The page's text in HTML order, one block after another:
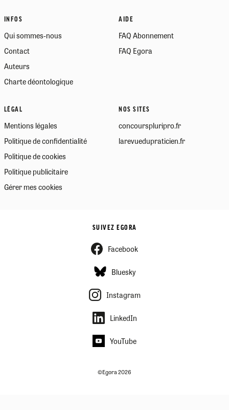
INFOS
Qui sommes-nous
Contact
Auteurs
Charte déontologique
AIDE
FAQ Abonnement
FAQ Egora
LÉGAL
Mentions légales
Politique de confidentialité
Politique de cookies
Politique publicitaire
Gérer mes cookies
NOS SITES
concourspluripro.fr
larevuedupraticien.fr
SUIVEZ EGORA
Facebook
Bluesky
Instagram
LinkedIn
YouTube
©Egora 2026